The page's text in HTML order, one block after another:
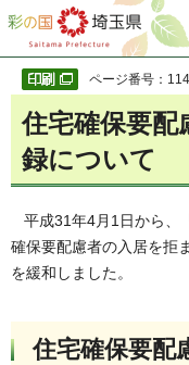
彩の国 埼玉県
ページ番号：
住宅確保要配
録について
平成31年4月1日から、
確保要配慮者の入居を拒
を緩和しました。
住宅確保要配